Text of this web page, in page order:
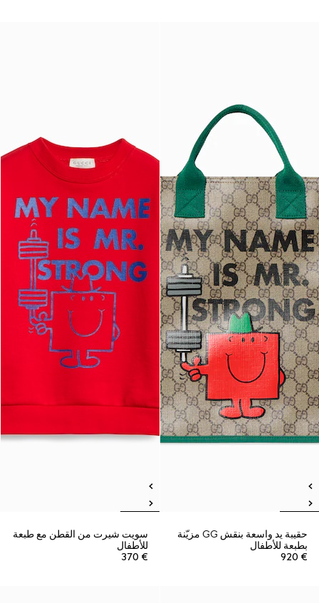
حقيبة يد واسعة بنقش GG مزيّنة
بطبعة للأطفال
€ 920
سويت شيرت من القطن مع طبعة
للأطفال
€ 370